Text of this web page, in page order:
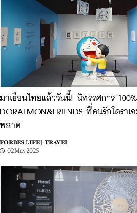
มาเยือนไทยแล้ววันนี้! นิทรรศการ 100%
DORAEMON&FRIENDS ที่คนรักโดราเ
พลาด
FORBES LIFE |
TRAVEL
02 May 2025